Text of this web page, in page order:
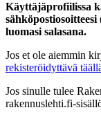
Käyttäjäprofiilissa
luomasi salasana.
Jos et ole aiemmin
rekisteröidyttävä
Jos sinulle tulee
rakennuslehti.fi-